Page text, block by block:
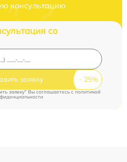
консультацию
со
заявку
заявку" Вы соглашаетесь c политикой